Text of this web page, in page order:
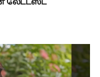
லேட்டஸ்ட்